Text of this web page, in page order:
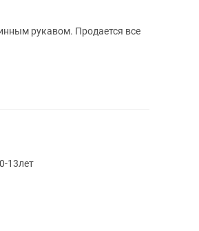
рукавом. Продается все
13лет